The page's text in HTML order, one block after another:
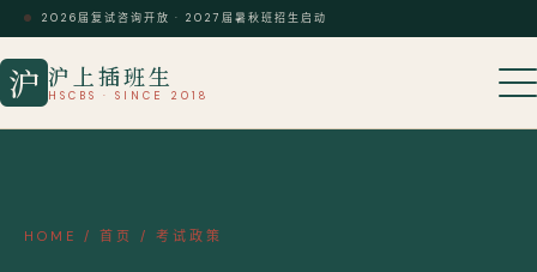
2026届复试咨询开放 · 2027届暑秋班招生启动
沪 沪上插班生
HSCBS · SINCE 2018
HOME / 首页 / 考试政策